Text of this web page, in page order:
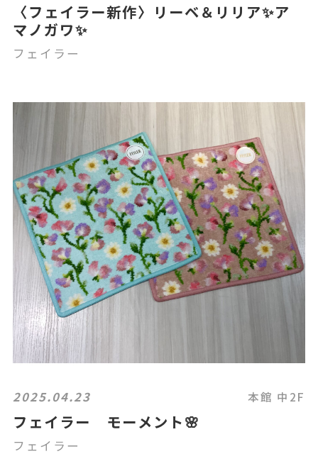
〈フェイラー新作〉リーベ＆リリア✨ア
マノガワ✨
フェイラー
2025.04.23 本館 中2F
フェイラー モーメント🌸
フェイラー